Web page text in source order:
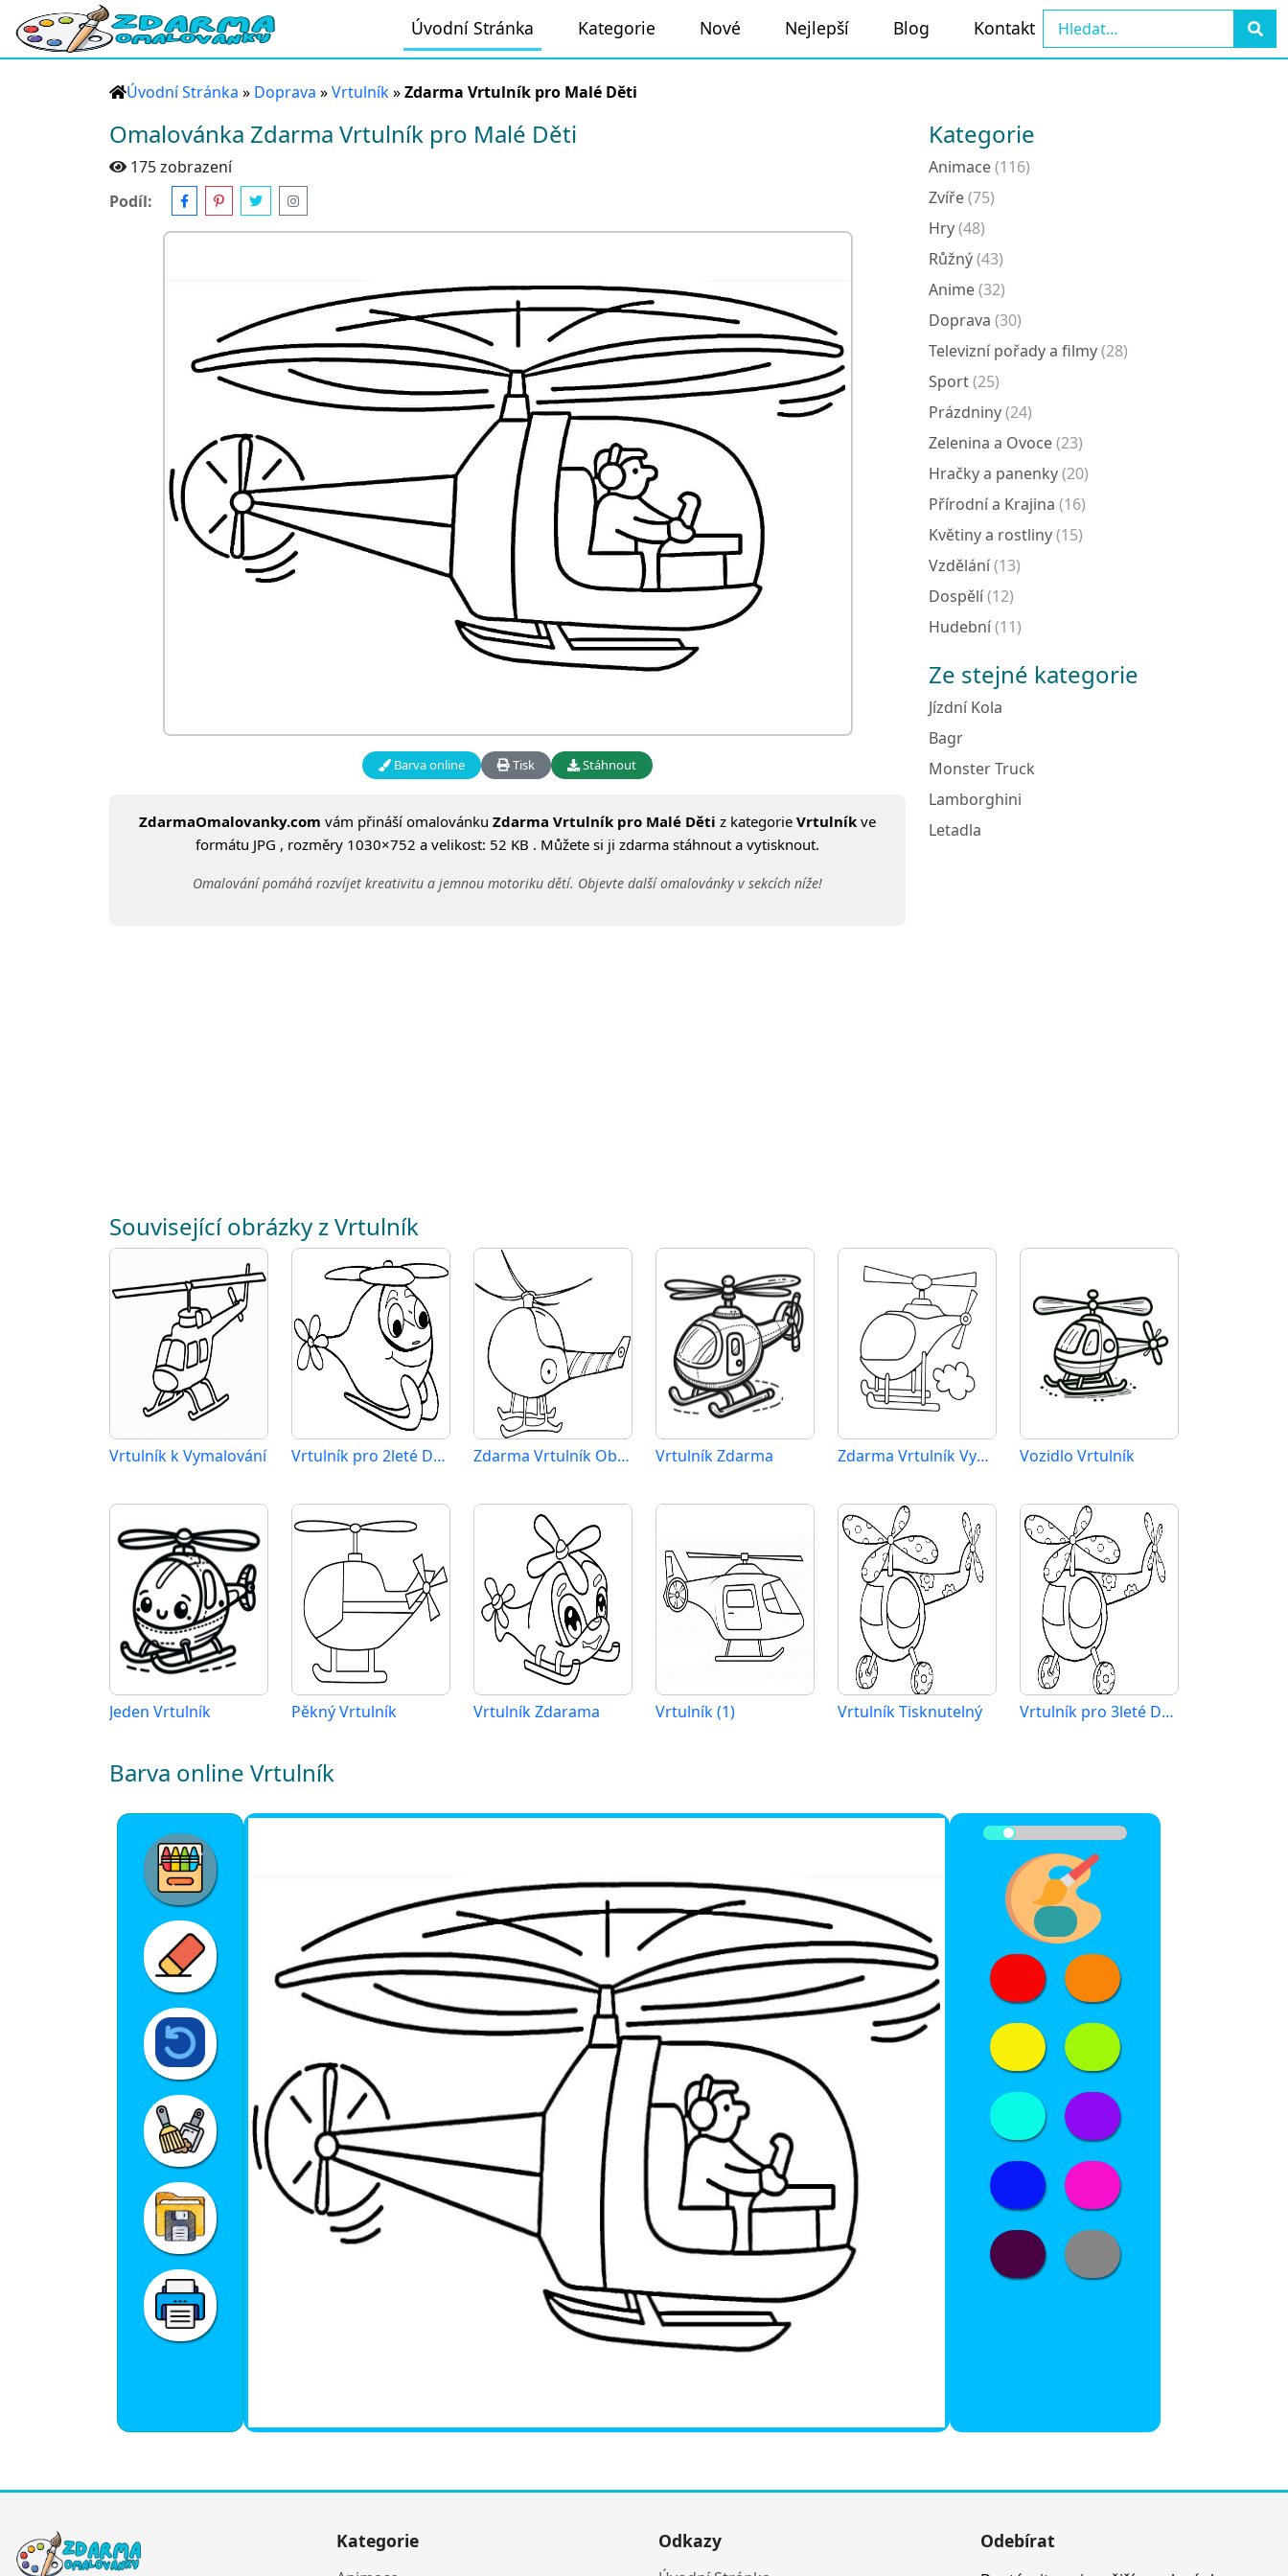
Úvodní Stránka Kategorie Nové Nejlepší Blog Kontakt
Úvodní Stránka » Doprava »Vrtulník»Zdarma Vrtulník pro Malé Děti
Omalovánka Zdarma Vrtulník pro Malé Děti
175 zobrazení
Podíl:
Barva online Tisk Stáhnout
ZdarmaOmalovanky.com vám přináší omalovánku Zdarma Vrtulník pro Malé Děti z kategorie Vrtulník ve
formátu JPG , rozměry 1030×752 a velikost: 52 KB . Můžete si ji zdarma stáhnout a vytisknout.
Omalování pomáhá rozvíjet kreativitu a jemnou motoriku dětí. Objevte další omalovánky v sekcích níže!
Kategorie
Animace(116)
Zvíře(75)
Hry(48)
Růžný(43)
Anime(32)
Doprava (30)
Televizní pořady a filmy(28)
Sport(25)
Prázdniny(24)
Zelenina a Ovoce(23)
Hračky a panenky(20)
Přírodní a Krajina (16)
Květiny a rostliny(15)
Vzdělání(13)
Dospělí(12)
Hudební(11)
Ze stejné kategorie
Jízdní Kola
Bagr
Monster Truck
Lamborghini
Letadla
Související obrázky z Vrtulník
Vrtulník k Vymalování Vrtulník pro 2leté Děti Zdarma Vrtulník Obrázek Vrtulník Zdarma Zdarma Vrtulník Vymalovatelné Vozidlo Vrtulník
Jeden Vrtulník Pěkný Vrtulník Vrtulník Zdarama Vrtulník (1) Vrtulník Tisknutelný Vrtulník pro 3leté Děti
Barva online Vrtulník
Kategorie Odkazy Odebírat